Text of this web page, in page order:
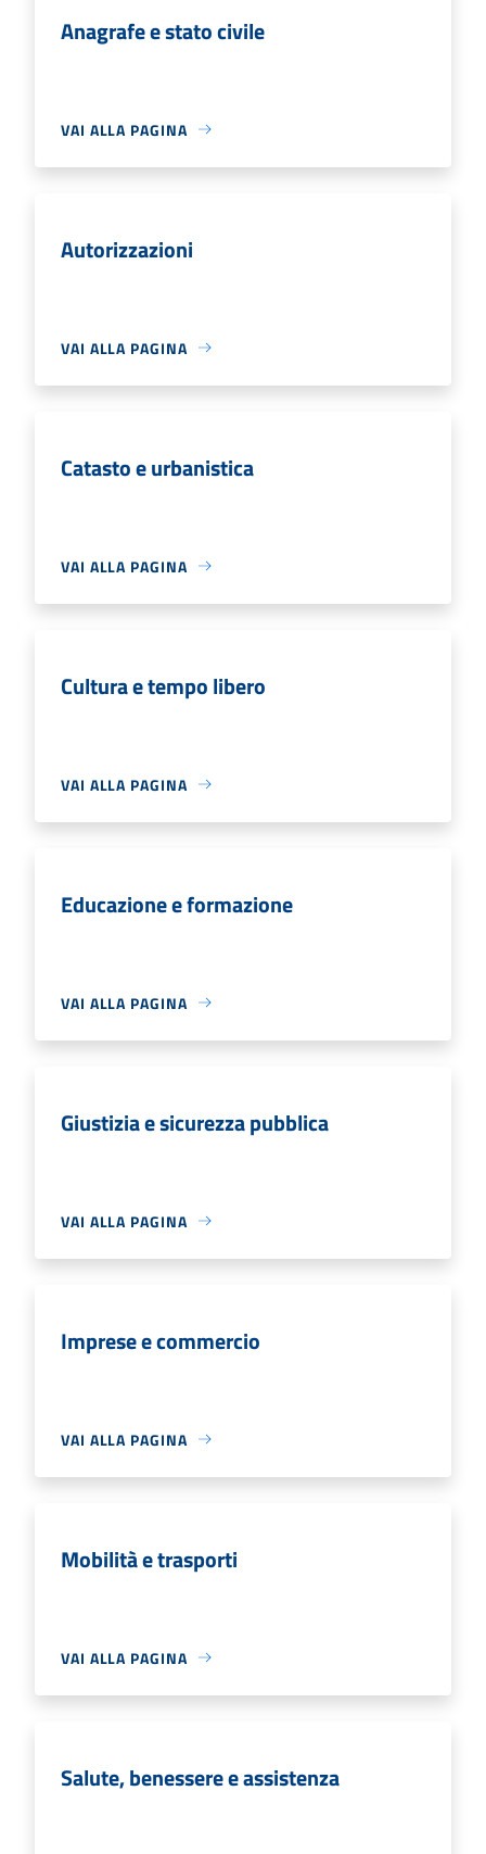
Anagrafe e stato civile
VAI ALLA PAGINA
Autorizzazioni
VAI ALLA PAGINA
Catasto e urbanistica
VAI ALLA PAGINA
Cultura e tempo libero
VAI ALLA PAGINA
Educazione e formazione
VAI ALLA PAGINA
Giustizia e sicurezza pubblica
VAI ALLA PAGINA
Imprese e commercio
VAI ALLA PAGINA
Mobilità e trasporti
VAI ALLA PAGINA
Salute, benessere e assistenza